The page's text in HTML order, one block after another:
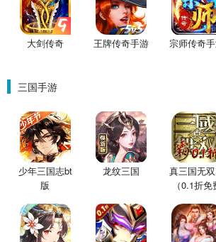
大剑传奇 王牌传奇手游 宗师传奇
三国手游
少年三国志bt
版
龙纹三国
真三国无
（0.1折免